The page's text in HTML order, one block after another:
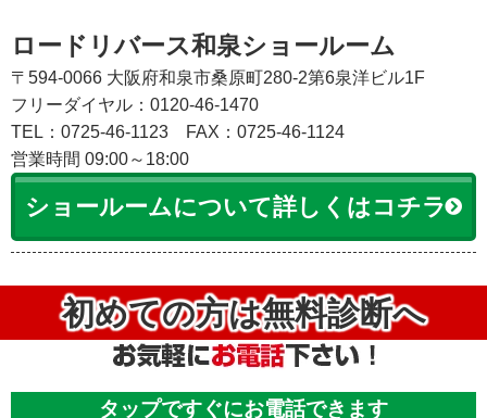
ロードリバース和泉ショールーム
〒594-0066 大阪府和泉市桑原町280-2第6泉洋ビル1F
フリーダイヤル：0120-46-1470
TEL：0725-46-1123
FAX：0725-46-1124
営業時間 09:00～18:00
ショールームについて詳しくはコチラ
初めての方は無料診断へ
タップですぐにお電話できます